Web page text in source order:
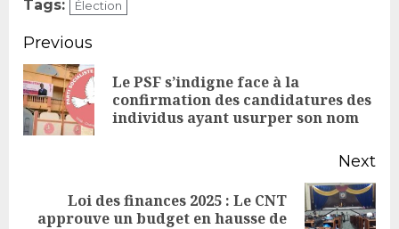
Tags: Élection
Continue
Reading
Previous
Le PSF s’indigne face à la
confirmation des candidatures des
individus ayant usurper son nom
Next
Next
Loi des finances 2025 : Le CNT
approuve un budget en hausse de